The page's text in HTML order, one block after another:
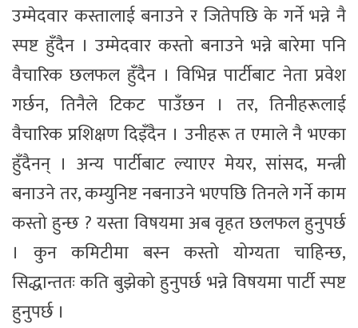
उम्मेदवार कस्तालाई बनाउने र जितेपछि के गर्ने भन्ने नै
स्पष्ट हुँदैन । उम्मेदवार कस्तो बनाउने भन्ने बारेमा पनि
वैचारिक छलफल हुँदैन । विभिन्न पार्टीबाट नेता प्रवेश
गर्छन, तिनैले टिकट पाउँछन । तर, तिनीहरूलाई
वैचारिक प्रशिक्षण दिइँदैन । उनीहरू त एमाले नै भएका
हुँदैनन् । अन्य पार्टीबाट ल्याएर मेयर, सांसद, मन्त्री
बनाउने तर, कम्युनिष्ट नबनाउने भएपछि तिनले गर्ने काम
कस्तो हुन्छ ? यस्ता विषयमा अब वृहत छलफल हुनुपर्छ
। कुन कमिटीमा बस्न कस्तो योग्यता चाहिन्छ,
सिद्धान्ततः कति बुझेको हुनुपर्छ भन्ने विषयमा पार्टी स्पष्ट
हुनुपर्छ ।